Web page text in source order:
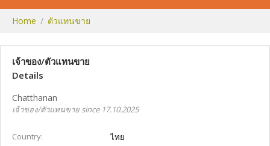
Home ตัวแทนขาย
เจ้าของ/ตัวแทนขาย
Details
Chatthanan
เจ้าของ/ตัวแทนขาย since 17.10.2025
Country
ไทย